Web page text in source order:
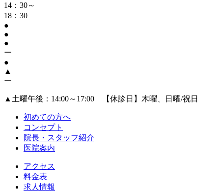
14：30～
18：30
●
●
●
ー
●
▲
ー
▲ 土曜午後：14:00～17:00 【休診日】木曜、日曜/祝日
初めての方へ
コンセプト
院長・スタッフ紹介
医院案内
アクセス
料金表
求人情報